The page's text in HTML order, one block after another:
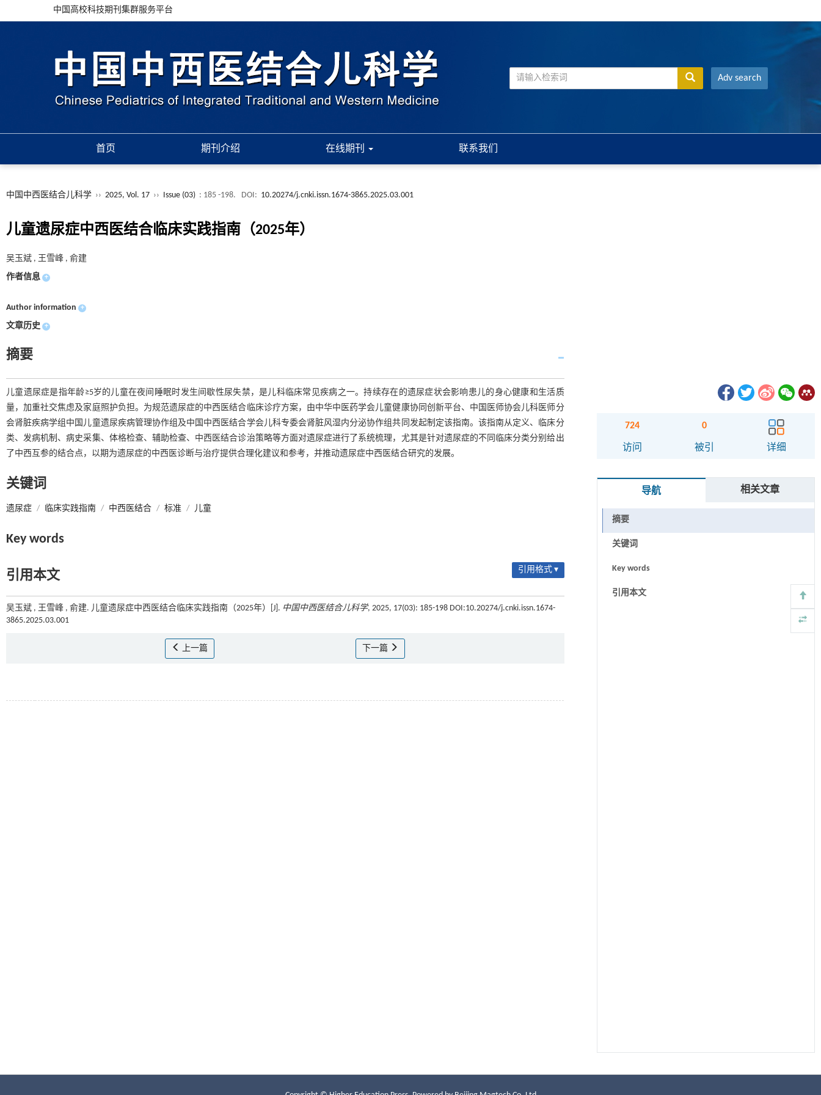
中国高校科技期刊集群服务平台
Adv search
首页 期刊介绍 在线期刊 联系我们
中国中西医结合儿科学 ›› 2025, Vol. 17 ›› Issue (03) : 185 -198. DOI: 10.20274/j.cnki.issn.1674-3865.2025.03.001
儿童遗尿症中西医结合临床实践指南（2025年）
吴玉斌 , 王雪峰 , 俞建
作者信息 +
Author information +
文章历史 +
摘要
儿童遗尿症是指年龄≥5岁的儿童在夜间睡眠时发生间歇性尿失禁，是儿科临床常见疾病之一。持续存在的遗尿症状会影响患儿的身心健康和生活质
量，加重社交焦虑及家庭照护负担。为规范遗尿症的中西医结合临床诊疗方案，由中华中医药学会儿童健康协同创新平台、中国医师协会儿科医师分
会肾脏疾病学组中国儿童遗尿疾病管理协作组及中国中西医结合学会儿科专委会肾脏风湿内分泌协作组共同发起制定该指南。该指南从定义、临床分
类、发病机制、病史采集、体格检查、辅助检查、中西医结合诊治策略等方面对遗尿症进行了系统梳理，尤其是针对遗尿症的不同临床分类分别给出
了中西互参的结合点，以期为遗尿症的中西医诊断与治疗提供合理化建议和参考，并推动遗尿症中西医结合研究的发展。
关键词
遗尿症 / 临床实践指南 / 中西医结合 / 标准 / 儿童
Key words
引用本文 引用格式 ▾
吴玉斌 , 王雪峰 , 俞建. 儿童遗尿症中西医结合临床实践指南（2025年）[J]. 中国中西医结合儿科学, 2025, 17(03): 185-198 DOI:10.20274/j.cnki.issn.1674-
3865.2025.03.001
上一篇 下一篇
724
访问
0
被引 详细
导航 相关文章
摘要
关键词
Key words
引用本文